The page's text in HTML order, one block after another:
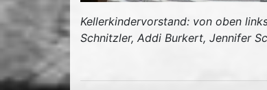
Kellerkindervorstand: von oben
Schnitzler, Addi Burkert, Jennifer